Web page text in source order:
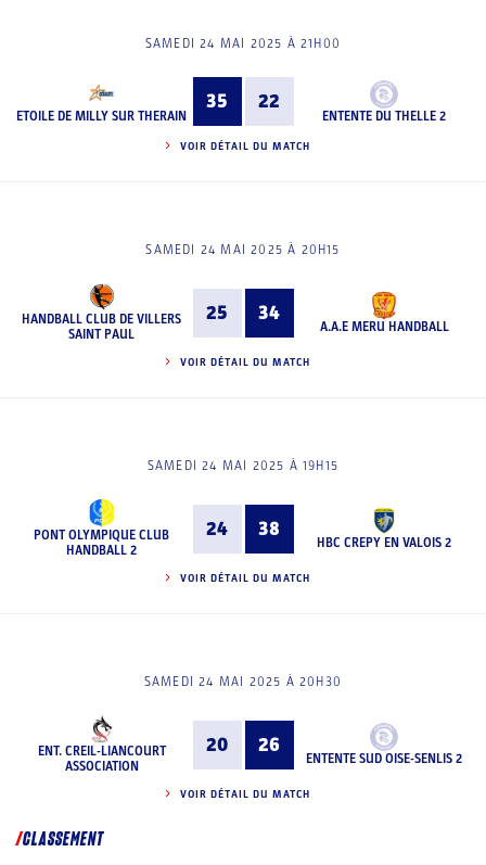
SAMEDI 24 MAI 2025 À 21H00
ETOILE DE MILLY SUR THERAIN
35 22
ENTENTE DU THELLE 2
VOIR DÉTAIL DU MATCH
SAMEDI 24 MAI 2025 À 20H15
HANDBALL CLUB DE VILLERS
SAINT PAUL
25 34
A.A.E MERU HANDBALL
VOIR DÉTAIL DU MATCH
SAMEDI 24 MAI 2025 À 19H15
PONT OLYMPIQUE CLUB
HANDBALL 2
24 38
HBC CREPY EN VALOIS 2
VOIR DÉTAIL DU MATCH
SAMEDI 24 MAI 2025 À 20H30
ENT. CREIL-LIANCOURT
ASSOCIATION
20 26
ENTENTE SUD OISE-SENLIS 2
VOIR DÉTAIL DU MATCH
CLASSEMENT